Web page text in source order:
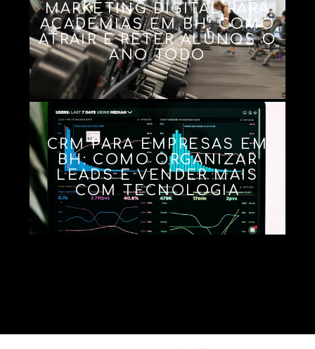
MARKETING DIGITAL PARA
ACADEMIAS EM BH: COMO
ATRAIR E RETER ALUNOS O
ANO TODO
CRM PARA EMPRESAS EM
BH: COMO ORGANIZAR
LEADS E VENDER MAIS
COM TECNOLOGIA